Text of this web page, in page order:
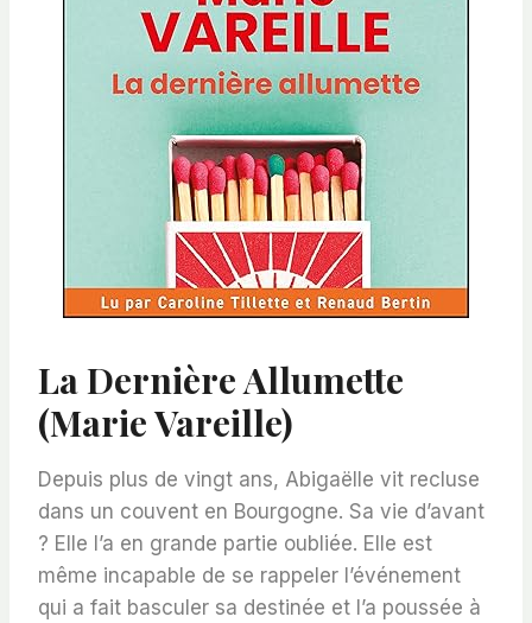
La Dernière Allumette
(Marie Vareille)
Depuis plus de vingt ans, Abigaëlle vit recluse
dans un couvent en Bourgogne. Sa vie d’avant
? Elle l’a en grande partie oubliée. Elle est
même incapable de se rappeler l’événement
qui a fait basculer sa destinée et l’a poussée à